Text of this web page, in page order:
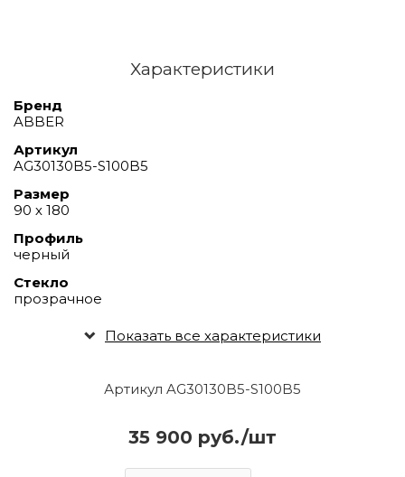
Артикул AG30130B5-S100B5
35 900 руб./шт
Характеристики
Бренд
ABBER
Артикул
AG30130B5-S100B5
Размер
90 х 180
Профиль
черный
Стекло
прозрачное
Показать все характеристики